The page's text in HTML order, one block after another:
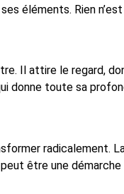
éléments. Rien n’est
Il attire le regard,
donne toute sa
radicalement.
être une